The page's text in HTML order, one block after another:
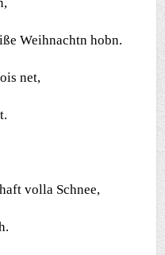
Weihnachtn hobn.
net,
volla Schnee,